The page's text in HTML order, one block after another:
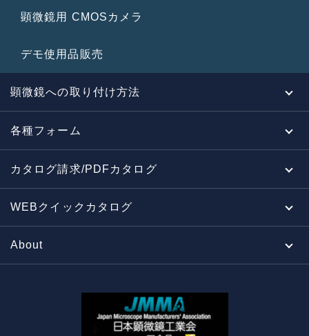
顕微鏡用 CMOSカメラ
デモ使用品販売
顕微鏡への取り付け方法
各種フォーム
カタログ請求/PDFカタログ
WEBクイックカタログ
About